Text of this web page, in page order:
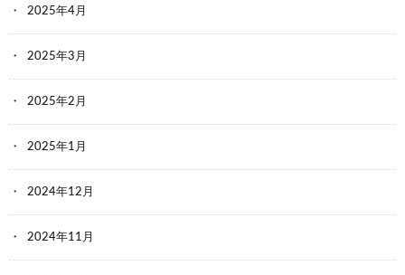
2025年4月
2025年3月
2025年2月
2025年1月
2024年12月
2024年11月